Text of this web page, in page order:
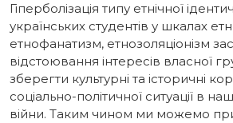
Гіперболізація типу етнічної
українських студентів у шкалах
етнофанатизм, етнозоляціонізм
відстоювання інтересів власної
зберегти культурні та історичні
соціально-політичної ситуації в
війни. Таким чином ми можемо